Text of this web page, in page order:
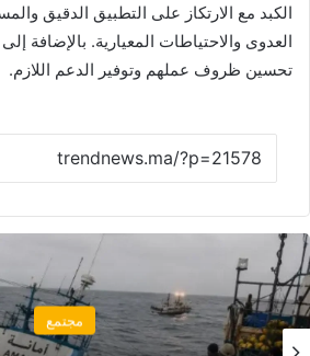
الكبد مع الارتكاز على التطبيق الدقيق
العدوى والاحتياطات المعيارية. بالإضافة
تحسين ظروف عملهم وتوفير الدعم اللازم.
مجتمع